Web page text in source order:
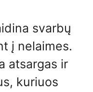
svarbų
į nelaimes.
atsargas ir
kuriuos